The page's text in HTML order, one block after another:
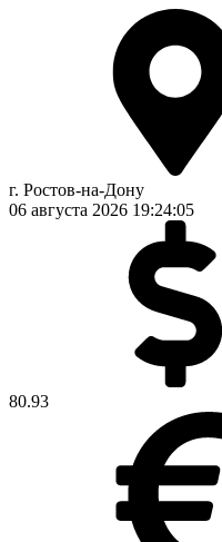
г. Ростов-на-Дону
06 августа 2026 19:24:06
80.93